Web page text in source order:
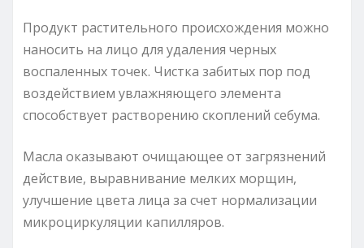
Продукт растительного происхождения можно
наносить на лицо для удаления черных
воспаленных точек. Чистка забитых пор под
воздействием увлажняющего элемента
способствует растворению скоплений себума.
Масла оказывают очищающее от загрязнений
действие, выравнивание мелких морщин,
улучшение цвета лица за счет нормализации
микроциркуляции капилляров.